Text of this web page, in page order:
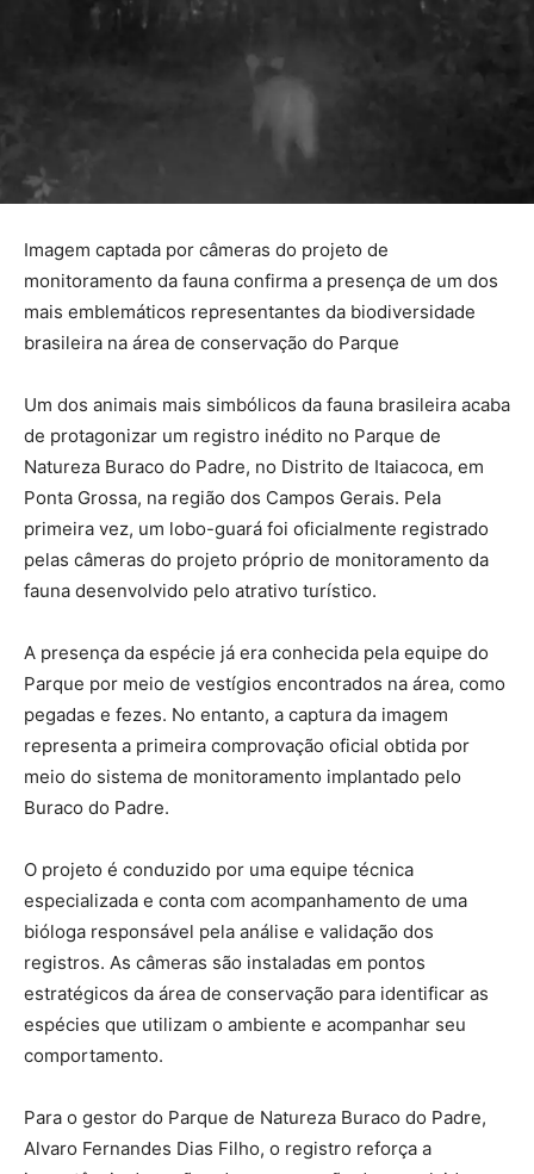
Imagem captada por câmeras do projeto de
monitoramento da fauna confirma a presença de um dos
mais emblemáticos representantes da biodiversidade
brasileira na área de conservação do Parque
Um dos animais mais simbólicos da fauna brasileira acaba
de protagonizar um registro inédito no Parque de
Natureza Buraco do Padre, no Distrito de Itaiacoca, em
Ponta Grossa, na região dos Campos Gerais. Pela
primeira vez, um lobo-guará foi oficialmente registrado
pelas câmeras do projeto próprio de monitoramento da
fauna desenvolvido pelo atrativo turístico.
A presença da espécie já era conhecida pela equipe do
Parque por meio de vestígios encontrados na área, como
pegadas e fezes. No entanto, a captura da imagem
representa a primeira comprovação oficial obtida por
meio do sistema de monitoramento implantado pelo
Buraco do Padre.
O projeto é conduzido por uma equipe técnica
especializada e conta com acompanhamento de uma
bióloga responsável pela análise e validação dos
registros. As câmeras são instaladas em pontos
estratégicos da área de conservação para identificar as
espécies que utilizam o ambiente e acompanhar seu
comportamento.
Para o gestor do Parque de Natureza Buraco do Padre,
Alvaro Fernandes Dias Filho, o registro reforça a